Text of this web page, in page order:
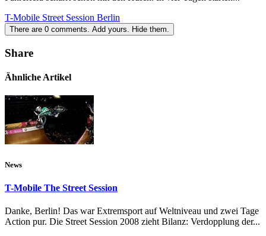
T-Mobile Street Session Berlin
There are 0 comments. Add yours. Hide them.
Share
Ähnliche Artikel
News
T-Mobile The Street Session
Danke, Berlin! Das war Extremsport auf Weltniveau und zwei Tage
Action pur. Die Street Session 2008 zieht Bilanz: Verdopplung der...